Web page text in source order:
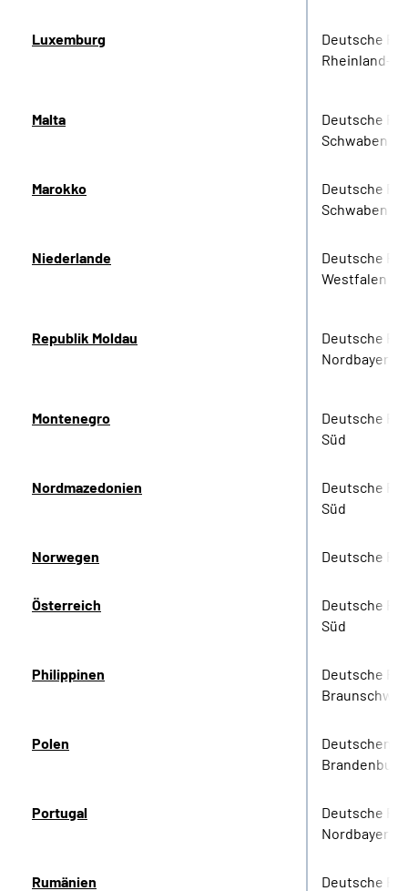
Luxemburg
Deutsche
Rheinland-
Malta
Deutsche
Schwaben
Marokko
Deutsche
Schwaben
Niederlande
Deutsche
Westfalen
Republik Moldau
Deutsche
Nordbayern
Montenegro
Deutsche
Süd
Nordmazedonien
Deutsche
Süd
Norwegen Deutsche
Österreich
Deutsche
Süd
Philippinen
Deutsche
Polen
Deutschen
Brandenburg
Portugal
Deutsche
Nordbayern
Rumänien
Deutsche